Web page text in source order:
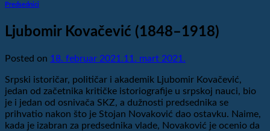
Predsednici
Ljubomir Kovačević (1848–1918)
Posted on 18. februar 2021.11. mart 2021.
Srpski istoričar, političar i akademik Ljubomir Kovačević,
jedan od začetnika kritičke istoriografije u srpskoj nauci, bio
je i jedan od osnivača SKZ, a dužnosti predsednika se
prihvatio nakon što je Stojan Novaković dao ostavku. Naime,
kada je izabran za predsednika vlade, Novaković je ocenio da